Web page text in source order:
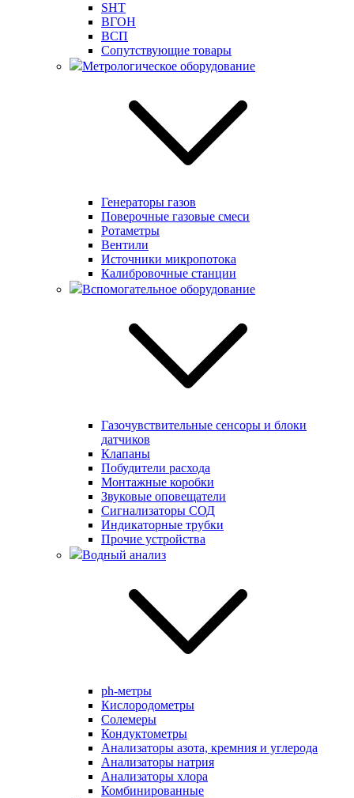
SHT
ВГОН
ВСП
Сопутствующие товары
Метрологическое оборудование
Генераторы газов
Поверочные газовые смеси
Ротаметры
Вентили
Источники микропотока
Калибровочные станции
Вспомогательное оборудование
Газочувствительные сенсоры и блоки
датчиков
Клапаны
Побудители расхода
Монтажные коробки
Звуковые оповещатели
Сигнализаторы СОД
Индикаторные трубки
Прочие устройства
Водный анализ
ph-метры
Кислородометры
Солемеры
Кондуктометры
Анализаторы азота, кремния и углерода
Анализаторы натрия
Анализаторы хлора
Комбинированные